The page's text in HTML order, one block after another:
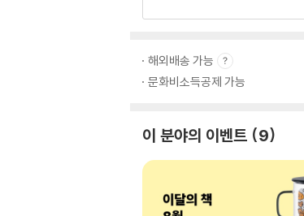
해외배송 가능
문화비소득공제 가능
이 분야의 이벤트 9